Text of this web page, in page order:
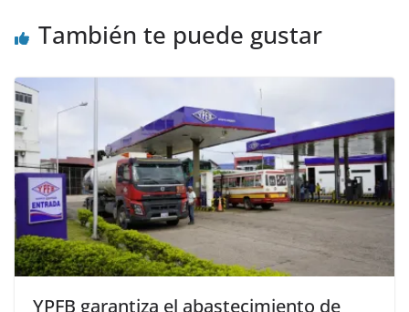
También te puede gustar
YPFB garantiza el abastecimiento de